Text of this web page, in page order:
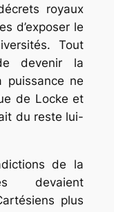
royaux
d’exposer le
Tout
devenir la
puissance ne
de Locke et
du reste lui-
de la
devaient
plus